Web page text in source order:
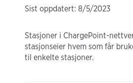
Sist oppdatert: 8/5/2023
Stasjoner i ChargePoint-
stasjonseier hvem som får
til enkelte stasjoner.